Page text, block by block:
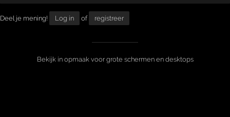
Deel je mening! Log in of registreer
Bekijk in opmaak voor grote schermen en desktops